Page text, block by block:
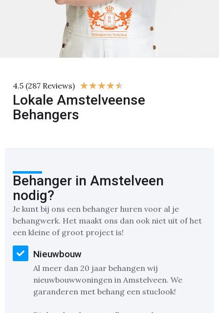
4.5 (287 Reviews) ★★★★★
Lokale Amstelveense
Behangers
Behanger in Amstelveen
nodig?
Je kunt bij ons een behanger huren voor al je
behangwerk. Het maakt ons dan ook niet uit of het
een kleine of groot project is!
Nieuwbouw
Al meer dan 20 jaar behangen wij
nieuwbouwwoningen in Amstelveen. We
garanderen met behang een stuclook!